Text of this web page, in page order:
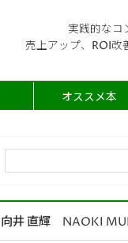
実践的なコ
売上アップ、ROI改
オススメ本
向井 直輝 NAOKI